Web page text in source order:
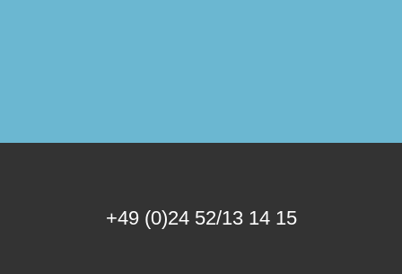
+49 (0)24 52/13 14 15